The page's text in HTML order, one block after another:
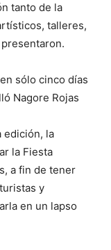
tanto de la
talleres,
sólo cinco días
Nagore Rojas
edición, la
la Fiesta
a fin de tener
y
en un lapso